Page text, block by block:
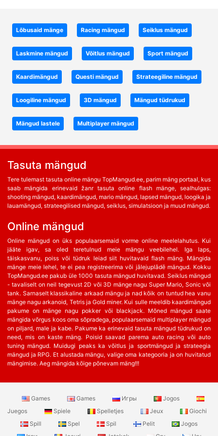
Lõbusaid mänge Racing mängud Seiklus mängud
Laskmine mängud Võitlus mängud Sport mängud
Kaardimängud Questi mängud Strateegiline mängud
Loogiline mängud 3D mängud Mängud tüdrukud
Mängud lastele Multiplayer mängud
Tasuta mängud
Tere tulemast tasuta online mängu TopMangud.ee, parim mäng portaal, kus
saab mängida erinevaid žanr tasuta online flash mänge, sealhulgas:
shooting mängud, kaardimängud, mario mängud, lapsed mängud, loogika ja
lauamängud, strateegilised mängud, seiklus, simulatsioon ja muud mängud.
Online mängud
Online mängud on üks populaarsemaid vorme online meelelahutus. Kui
jääte igav, sa oled teretulnud meie mängu veebilehel. Iga laps,
täiskasvanu, poiss või tüdruk leiad siit huvitavaid flash mäng. Mängida
mänge meie lehel, te ei pea registreerima või jālejuplādē mängud. Kokku
TopMangud.ee pakub üle 1000 tasuta mängud huvitavad. Seiklus mängud
- tavaliselt on neil tegevust 2D või 3D mänge nagu Super Mario, Sonic või
tank. Sarnaselt klassikaline arkaad mängu ja nad kõik on tuntud hea vanu
mänge nagu arkanoid, Tetris ja Gold miner. Kui sulle meeldib kaardimängud
pakume on mänge nagu pokker või blackjack. Mõned mängud saate
mängida võrgus koos oma sõpradega, populaarsemaid multiplayer mängud
on piljard, male ja kabe. Pakume ka erinevaid tasuta mängud tüdrukud on
need, mis on kaste mäng. Poisid saavad parema auto racing või auto
tuning mängud. Muidugi peaks ka võitlus ja sportmängud ja strateegia
mängud ja RPG. Et alustada mängu, valige oma kategooria ja on huvitatud
mängimise. Aeg mängida kõige põnevam mäng!!!
Games Games Игры
Jogos
Juegos
Spiele Spelletjes Jeux
Giochi
Spill
Spel Spil Pelit
Jogos